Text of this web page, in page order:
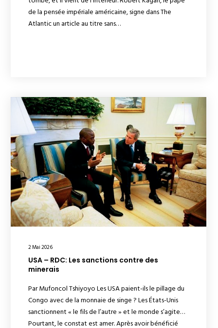
de la pensée impériale américaine, signe dans The
Atlantic un article au titre sans…
2 Mai 2026
USA – RDC: Les sanctions contre des
minerais
Par Mufoncol Tshiyoyo Les USA paient-ils le pillage du
Congo avec de la monnaie de singe ? Les États-Unis
sanctionnent « le fils de l’autre » et le monde s’agite…
Pourtant, le constat est amer. Après avoir bénéficié